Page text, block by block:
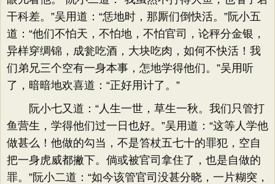
干科差。”吴用道：“恁地时，那厮们倒快活。”阮小五
道：“他们不怕天，不怕地，不怕官司，论秤分金银，
异样穿绸锦，成瓮吃酒，大块吃肉，如何不快活！我
们弟兄三个空有一身本事，怎地学得他们。”吴用听
了，暗暗地欢喜道：“正好用计了。”
阮小七又道：“人生一世，草生一秋。我们只管打
鱼营生，学得他们过一日也好。”吴用道：“这等人学他
做甚么！他做的勾当，不是笞杖五七十的罪犯，空自
把一身虎威都撇下。倘或被官司拿住了，也是自做的
罪。”阮小二道：“如今该管官司没甚分晓，一片糊突，